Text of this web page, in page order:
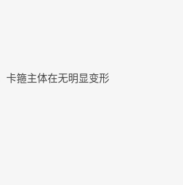
卡箍主体在无明显变形